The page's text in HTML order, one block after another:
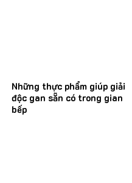
Những thực phẩm giúp giải
độc gan sẵn có trong gian
bếp